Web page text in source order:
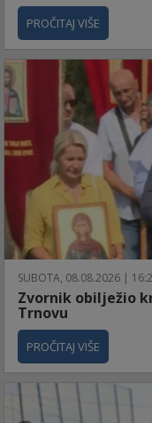
PROČITAJ VIŠE
SUBOTA, 08.08.2026 |
Zvornik obilježio
Trnovu
PROČITAJ VIŠE